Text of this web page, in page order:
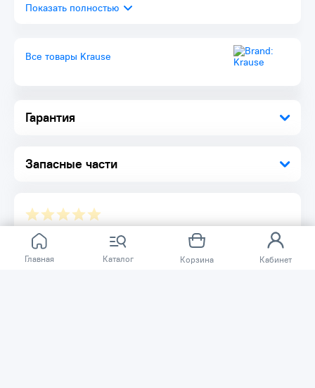
Главная Каталог Корзина Кабинет
Гарантия
Запасные части
Устройство "3 в 1" - может применяться в качестве
приставной лестницы, двухсторонней стремянки и
Из внутренних и наружных секций можно создать две
стол или подставку (примечание: в этом варианте для
увеличения опорной площади на внутренней стремянке
Дополнительная устойчивость благодаря угловым
раскосам
Легко и быстро складывается, умещается в багажнике
автомобиля
Приспособлена к установке на лестничных маршах
Все товары Krause
Отзывов ещё нет.
Расскажите о товаре, который приобрели у нас.